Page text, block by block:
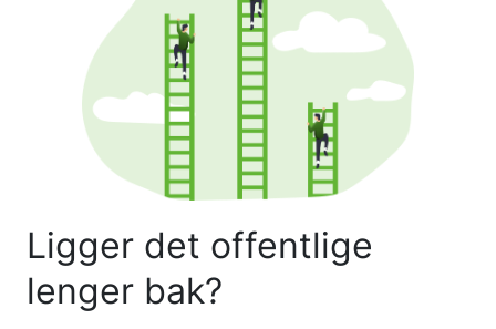
Ligger det offentlige
lenger bak?